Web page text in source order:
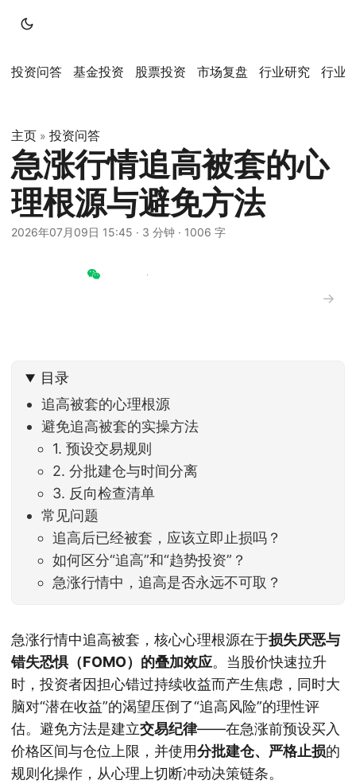
投资问答 基金投资 股票投资 市场复盘 行业研究 行业
主页 » 投资问答
急涨行情追高被套的心
理根源与避免方法
2026年07月09日 15:45 · 3 分钟 · 1006 字
→
目录
追高被套的心理根源
避免追高被套的实操方法
1. 预设交易规则
2. 分批建仓与时间分离
3. 反向检查清单
常见问题
追高后已经被套，应该立即止损吗？
如何区分“追高”和“趋势投资”？
急涨行情中，追高是否永远不可取？
急涨行情中追高被套，核心心理根源在于损失厌恶与
错失恐惧（FOMO）的叠加效应。当股价快速拉升
时，投资者因担心错过持续收益而产生焦虑，同时大
脑对“潜在收益”的渴望压倒了“追高风险”的理性评
估。避免方法是建立交易纪律——在急涨前预设买入
价格区间与仓位上限，并使用分批建仓、严格止损的
规则化操作，从心理上切断冲动决策链条。